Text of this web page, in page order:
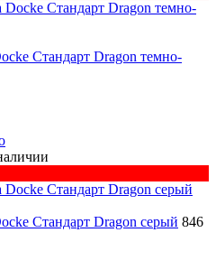
Стандарт Dragon темно-
Стандарт Dragon серый 846